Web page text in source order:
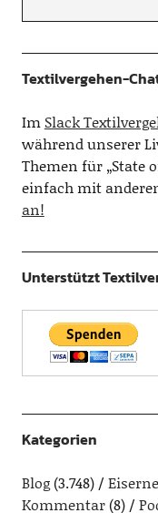
Textilvergehen-
Im Slack
während unserer
Themen für „State
einfach mit
an!
Unterstützt
Kategorien
Blog(3.748)
Kommentar(8)